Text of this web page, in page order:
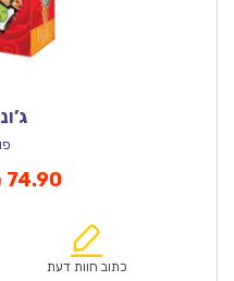
₪107.00.
74.90המחיר
הוא:
כתוב חוות דעת